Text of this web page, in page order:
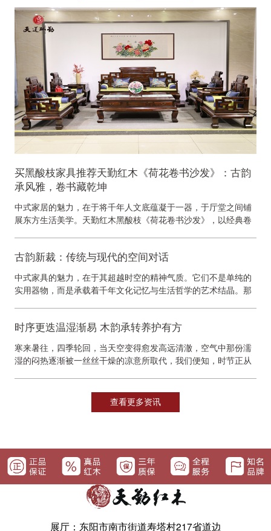
买黑酸枝家具推荐天勤红木《荷花卷书沙发》：古韵
承风雅，卷书藏乾坤
中式家居的魅力，在于将千年人文底蕴凝于一器，于厅堂之间铺
展东方生活美学。天勤红木黑酸枝《荷花卷书沙发》，以经典卷
古韵新裁：传统与现代的空间对话
中式家具的魅力，在于其超越时空的精神气质。它们不是单纯的
实用器物，而是承载着千年文化记忆与生活哲学的艺术结晶。那
时序更迭温湿渐易 木韵承转养护有方
寒来暑往，四季轮回，当天空变得愈发高远清澈，空气中那份濡
湿的闷热逐渐被一丝丝干燥的凉意所取代，我们便知，时节正从
查看更多资讯
展厅：东阳市南市街道寿塔村217省道边